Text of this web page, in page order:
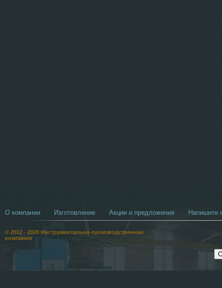
О компании Изготовление Акции и предложения Напишите
© 2012 - 2020 Инструментально-производственная
компания